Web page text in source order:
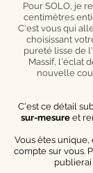
Pour SOLO, je
centimètres
C'est vous qui
choisissant
pureté lisse de
Massif, l'éclat
nouvelle
C'est ce détail
sur-mesureet
Vous êtes
compte sur vous.
publierai